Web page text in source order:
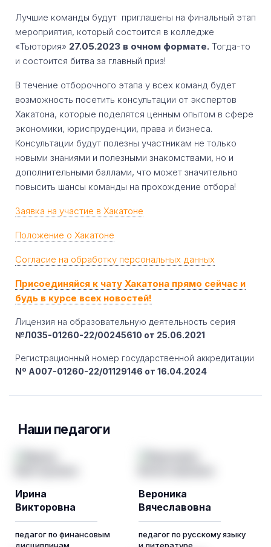
Лучшие команды будут приглашены на финальный этап
мероприятия, который состоится в колледже
«Тьютория» 27.05.2023 в очном формате. Тогда-то
и состоится битва за главный приз!
В течение отборочного этапа у всех команд будет
возможность посетить консультации от экспертов
Хакатона, которые поделятся ценным опытом в сфере
экономики, юриспруденции, права и бизнеса.
Консультации будут полезны участникам не только
новыми знаниями и полезными знакомствами, но и
дополнительными баллами, что может значительно
повысить шансы команды на прохождение отбора!
Заявка на участие в Хакатоне
Положение о Хакатоне
Согласие на обработку персональных данных
Присоединяйся к чату Хакатона прямо сейчас и
будь в курсе всех новостей!
Лицензия на образовательную деятельность серия
№Л035-01260-22/00245610 от 25.06.2021
Регистрационный номер государственной аккредитации
Nº A007-01260-22/01129146 от 16.04.2024
Наши педагоги
Ирина
Викторовна
педагог по финансовым
Вероника
Вячеславовна
педагог по русскому языку